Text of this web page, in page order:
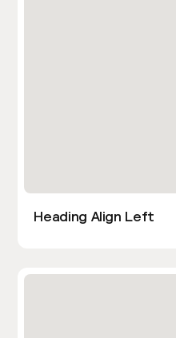
Heading Align Left